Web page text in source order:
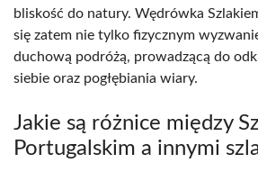
bliskość do natury. Wędrówka
się zatem nie tylko fizycznym
duchową podróżą, prowadzącą do
siebie oraz pogłębiania wiary.
Jakie są różnice między
Portugalskim a innymi